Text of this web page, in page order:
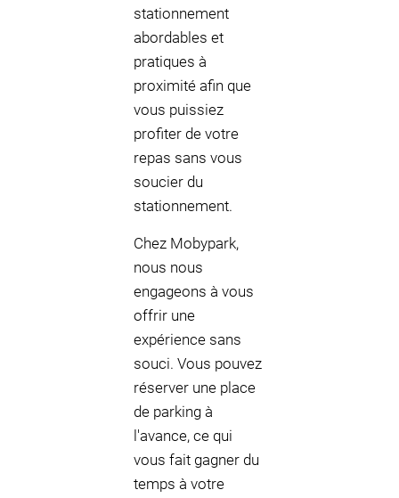
stationnement
abordables et
pratiques à
proximité afin que
vous puissiez
profiter de votre
repas sans vous
soucier du
stationnement.
Chez Mobypark,
nous nous
engageons à vous
offrir une
expérience sans
souci. Vous pouvez
réserver une place
de parking à
l'avance, ce qui
vous fait gagner du
temps à votre